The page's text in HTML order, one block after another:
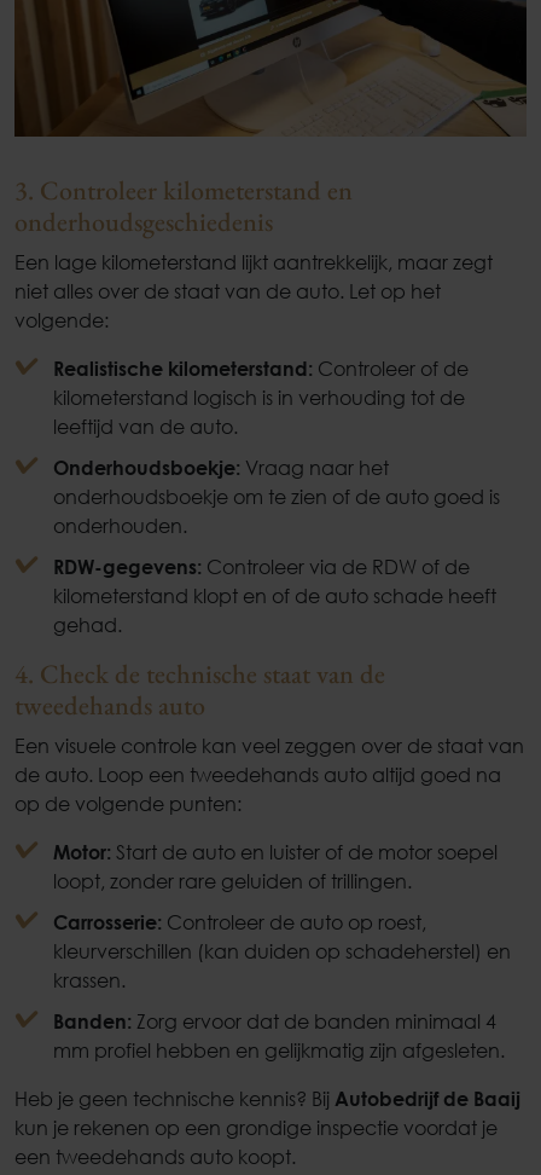
3. Controleer kilometerstand en
onderhoudsgeschiedenis
Een lage kilometerstand lijkt aantrekkelijk, maar zegt
niet alles over de staat van de auto. Let op het
volgende:
Realistische kilometerstand: Controleer of de
kilometerstand logisch is in verhouding tot de
leeftijd van de auto.
Onderhoudsboekje: Vraag naar het
onderhoudsboekje om te zien of de auto goed is
onderhouden.
RDW-gegevens: Controleer via de RDW of de
kilometerstand klopt en of de auto schade heeft
gehad.
4. Check de technische staat van de
tweedehands auto
Een visuele controle kan veel zeggen over de staat van
de auto. Loop een tweedehands auto altijd goed na
op de volgende punten:
Motor: Start de auto en luister of de motor soepel
loopt, zonder rare geluiden of trillingen.
Carrosserie: Controleer de auto op roest,
kleurverschillen (kan duiden op schadeherstel) en
krassen.
Banden: Zorg ervoor dat de banden minimaal 4
mm profiel hebben en gelijkmatig zijn afgesleten.
Heb je geen technische kennis? Bij Autobedrijf de Baaij
kun je rekenen op een grondige inspectie voordat je
een tweedehands auto koopt.